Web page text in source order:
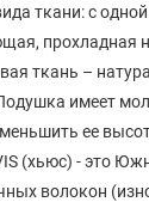
ткани: с
прохладная
ткань –
имеет
ее
(хьюс) - это
волокон